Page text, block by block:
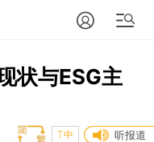
状与ESG主
听报道
T中